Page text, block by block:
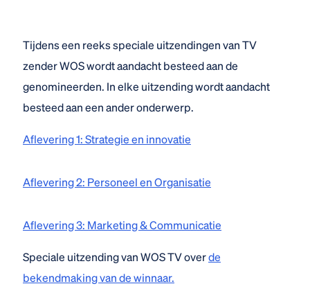
Tijdens een reeks speciale uitzendingen van TV
zender WOS wordt aandacht besteed aan de
genomineerden. In elke uitzending wordt aandacht
besteed aan een ander onderwerp.
Aflevering 1: Strategie en innovatie
Aflevering 2: Personeel en Organisatie
Aflevering 3: Marketing & Communicatie
Speciale uitzending van WOS TV overde
bekendmaking van de winnaar.